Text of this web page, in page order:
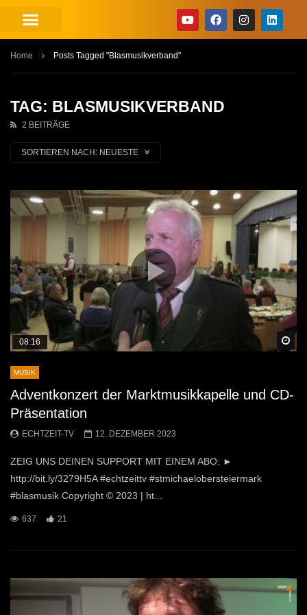
Home Posts Tagged "Blasmusikverband"
TAG: BLASMUSIKVERBAND
2 BEITRÄGE
SORTIEREN NACH: NEUESTE
08:16
MUSIK
Adventkonzert der Marktmusikkapelle und CD-
Präsentation
ECHTZEIT-TV 12. DEZEMBER 2023
ZEIG UNS DEINEN SUPPORT MIT EINEM ABO: ►
http://bit.ly/3279H5A #echtzeittv #stmichaelobersteiermark
#blasmusik Copyright © 2023 | ht...
637 21